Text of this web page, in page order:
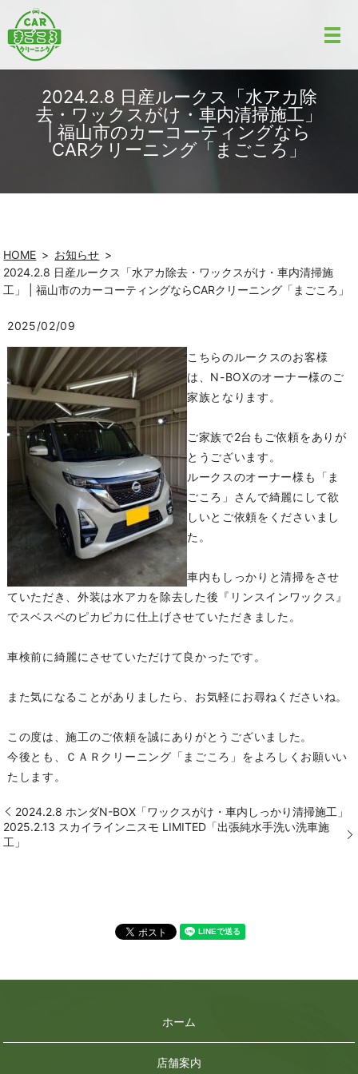
2024.2.8 日産ルークス「水アカ除
去・ワックスがけ・車内清掃施工」
| 福山市のカーコーティングなら
CARクリーニング「まごころ」
HOME
お知らせ
2024.2.8 日産ルークス「水アカ除去・ワックスがけ・車内清掃施
工」 | 福山市のカーコーティングならCARクリーニング「まごころ」
2025/02/09
こちらのルークスのお客様
は、N-BOXのオーナー様のご
家族となります。
ご家族で2台もご依頼をありが
とうございます。
ルークスのオーナー様も「ま
ごころ」さんで綺麗にして欲
しいとご依頼をくださいまし
た。
車内もしっかりと清掃をさせ
ていただき、外装は水アカを除去した後『リンスインワックス』
でスベスベのピカピカに仕上げさせていただきました。
車検前に綺麗にさせていただけて良かったです。
また気になることがありましたら、お気軽にお尋ねくださいね。
この度は、施工のご依頼を誠にありがとうございました。
今後とも、ＣＡＲクリーニング「まごころ」をよろしくお願いい
たします。
2024.2.8 ホンダN-BOX「ワックスがけ・車内しっかり清掃施工」
2025.2.13 スカイラインニスモ LIMITED「出張純水手洗い洗車施
工」
ホーム
店舗案内